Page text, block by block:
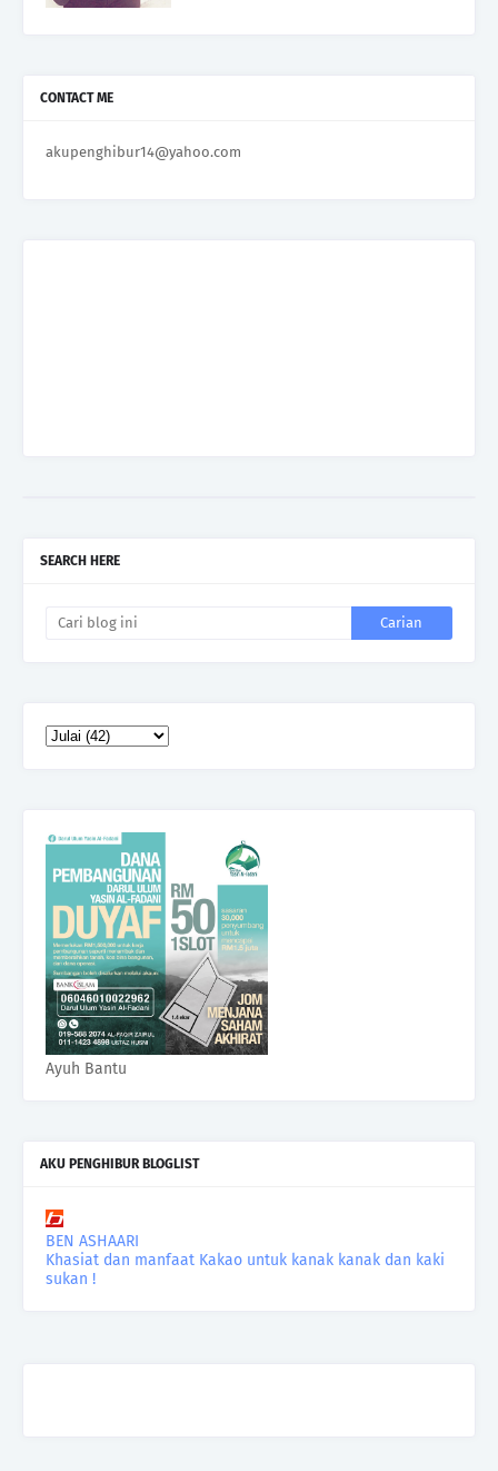
CONTACT ME
akupenghibur14@yahoo.com
SEARCH HERE
Ayuh Bantu
AKU PENGHIBUR BLOGLIST
BEN ASHAARI
Khasiat dan manfaat Kakao untuk kanak kanak dan kaki
sukan !